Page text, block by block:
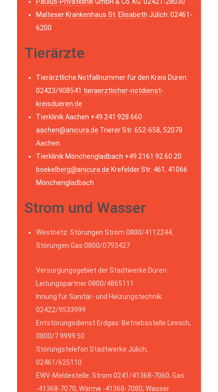
Paulus-PrivatklinikGmbH & Co. KG: 02421-28030
Malteser Krankenhaus St. Elisabeth Jülich: 02461-
6200
Tierärzte
Tierärztliche Notfallnummer für den Kreis Düren:
02423/908541 tieraerztlicher-notdienst-
kreisdueren.de
Tierklinik Aachen +49 241 928 660
aachen@anicura.de Trierer Str. 652-658, 52078
Aachen
Tierklinik Mönchengladbach +49 2161 92 60 20
boekelberg@anicura.de Krefelder Str. 461, 41066
Mönchengladbach
Strom und Wasser
Westnetz: Störungen Strom 0800/4112244,
Störungen Gas 0800/0793427
Versorgungsgebiet der Stadtwerke Düren:
Leitungspartner 0800/4865111
Innung für Sanitär- und Heizungstechnik:
02422/9533999
Entstörungsdienst Erdgas: Betriebsstelle Linnich,
0800/7 9999 50
Störungstelefon Stadtwerke Jülich,
02461/625110
EWV-Meldestelle: Strom 0241/41368-7060; Gas
-41368-7070; Wärme -41368-7080; Wasser